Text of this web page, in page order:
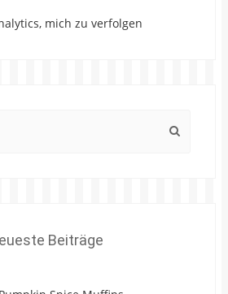
mich zu verfolgen
Beiträge